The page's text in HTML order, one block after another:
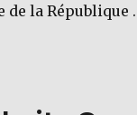
de la République